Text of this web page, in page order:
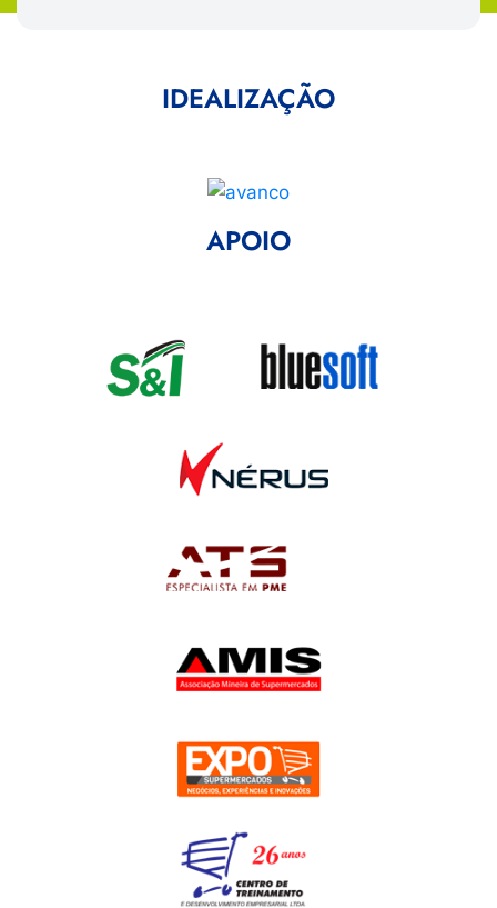
IDEALIZAÇÃO
APOIO